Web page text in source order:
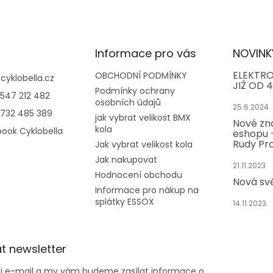
cyklobella.cz
212 482
485 389
Cyklobella
Informace pro vás
OBCHODNÍ PODMÍNKY
Podmínky ochrany
osobních údajů
jak vybrat velikost BMX
kola
Jak vybrat velikost kola
Jak nakupovat
Hodnocení obchodu
Informace pro nákup na
splátky ESSOX
JIŽ OD
25.6.2024
Nové
eshopu
Rudy
21.11.2023
Nová
14.11.2023
newsletter